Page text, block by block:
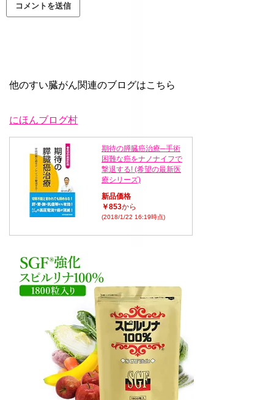
他のすい臓がん関連のブログはこちら
にほんブログ村
期待の膵臓癌治療─手術
困難な癌をナノナイフで
撃退する! (希望の最新医
療シリーズ)
新品価格
￥853から
(2018/1/22 16:19時点)